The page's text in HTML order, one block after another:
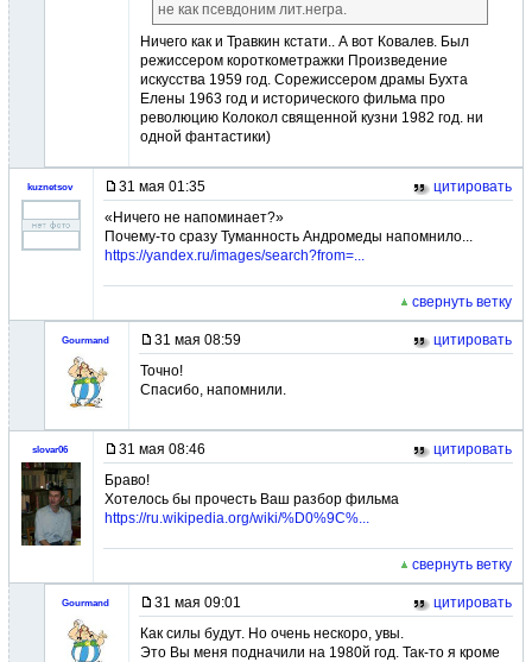
не как псевдоним лит.негра.
Ничего как и Травкин кстати.. А вот Ковалев. Был
режиссером короткометражки Произведение
искусства 1959 год. Сорежиссером драмы Бухта
Елены 1963 год и исторического фильма про
революцию Колокол священной кузни 1982 год. ни
одной фантастики)
kuznetsov 31 мая 01:35
цитировать
«Ничего не напоминает?»
Почему-то сразу Туманность Андромеды напомнило...
https://yandex.ru/images/search?from=...
свернуть ветку
Gourmand 31 мая 08:59
цитировать
Точно!
Спасибо, напомнили.
slovar06 31 мая 08:46
цитировать
Браво!
Хотелось бы прочесть Ваш разбор фильма
https://ru.wikipedia.org/wiki/%D0%9C%...
свернуть ветку
Gourmand 31 мая 09:01
цитировать
Как силы будут. Но очень нескоро, увы.
Это Вы меня подначили на 1980й год. Так-то я кроме